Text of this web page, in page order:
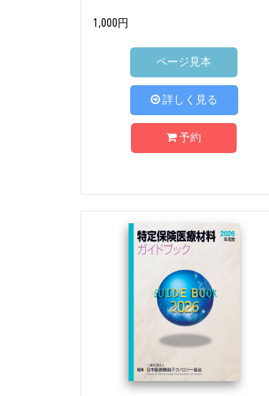
1,000円
ページ見本
詳しく見る
予約